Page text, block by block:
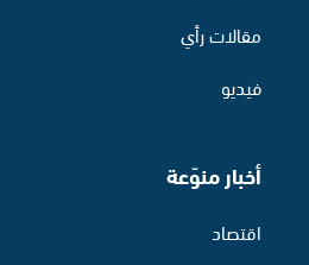
مقالات رأي
فيديو
أخبار منوّعة
اقتصاد